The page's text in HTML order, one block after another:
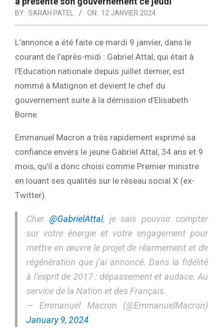
BY: SARAH PATEL ON: 12 JANVIER 2024
L’annonce a été faite ce mardi 9 janvier, dans le
courant de l’après-midi : Gabriel Attal, qui était à
l’Education nationale depuis juillet dernier, est
nommé à Matignon et devient le chef du
gouvernement suite à la démission d’Elisabeth
Borne.
Emmanuel Macron a très rapidement exprimé sa
confiance envers le jeune Gabriel Attal, 34 ans et 9
mois, qu’il a donc choisi comme Premier ministre
en louant ses qualités sur le réseau social X (ex-
Twitter).
Cher @GabrielAttal, je sais pouvoir compter
sur votre énergie et votre engagement pour
mettre en œuvre le projet de réarmement et de
régénération que j’ai annoncé. Dans la fidélité
à l’esprit de 2017 : dépassement et audace. Au
service de la Nation et des Français.
— Emmanuel Macron (@EmmanuelMacron)
January 9, 2024